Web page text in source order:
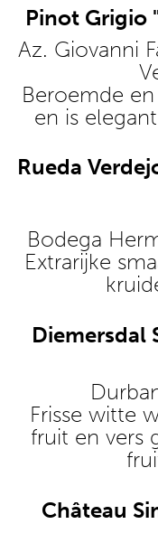
Pinot Grigio
Az. Giovanni
Beroemde
en is
Rueda
Bodega
Extrarijke
Diemersdal
Frisse witte
fruit en vers
Château